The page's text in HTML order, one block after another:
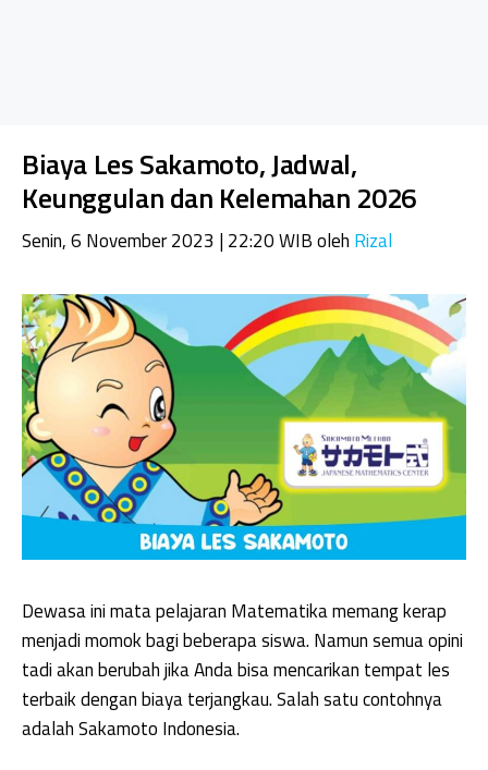
Biaya Les Sakamoto, Jadwal,
Keunggulan dan Kelemahan 2026
Senin, 6 November 2023 | 22:20 WIBoleh Rizal
Dewasa ini mata pelajaran Matematika memang kerap
menjadi momok bagi beberapa siswa. Namun semua opini
tadi akan berubah jika Anda bisa mencarikan tempat les
terbaik dengan biaya terjangkau. Salah satu contohnya
adalah Sakamoto Indonesia.